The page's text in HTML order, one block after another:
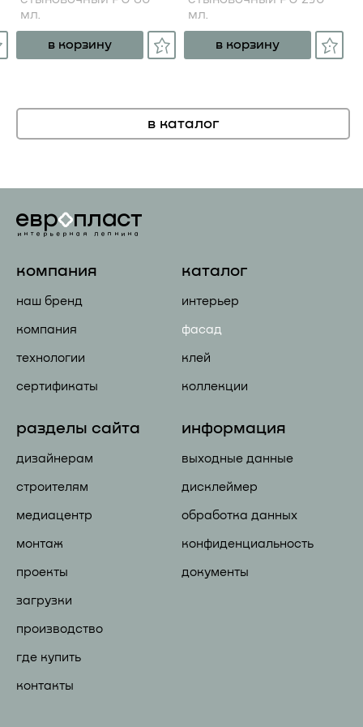
мл.
в корзину
мл.
в корзину
в каталог
компания
наш бренд
компания
технологии
сертификаты
каталог
интерьер
фасад
клей
коллекции
разделы сайта
дизайнерам
строителям
медиацентр
монтаж
проекты
загрузки
производство
где купить
контакты
информация
выходные данные
дисклеймер
обработка данных
конфиденциальность
документы